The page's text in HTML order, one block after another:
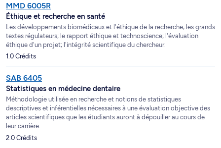
MMD 6005R
Éthique et recherche en santé
Les développements biomédicaux et l'éthique de la recherche; les grands
textes régulateurs; le rapport éthique et technoscience; l'évaluation
éthique d'un projet; l'intégrité scientifique du chercheur.
1.0 Crédits
SAB 6405
Statistiques en médecine dentaire
Méthodologie utilisée en recherche et notions de statistiques
descriptives et inférentielles nécessaires à une évaluation objective des
articles scientifiques que les étudiants auront à dépouiller au cours de
leur carrière.
2.0 Crédits